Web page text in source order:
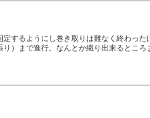
するようにし巻き取りは難なく終わっ
）まで進行。なんとか織り出来るところ